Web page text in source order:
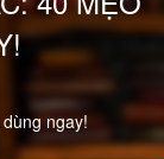
ngay!